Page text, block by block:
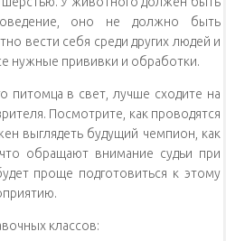
оно не должно быть
вести себя среди других людей и
нужные прививки и обработки.
питомца в свет, лучше сходите на
Посмотрите, как проводятся
выглядеть будущий чемпион, как
обращают внимание судьи при
проще подготовиться к этому
классов: